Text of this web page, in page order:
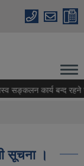
सङ्कलन कार्य बन्द रहने
सूचना ।